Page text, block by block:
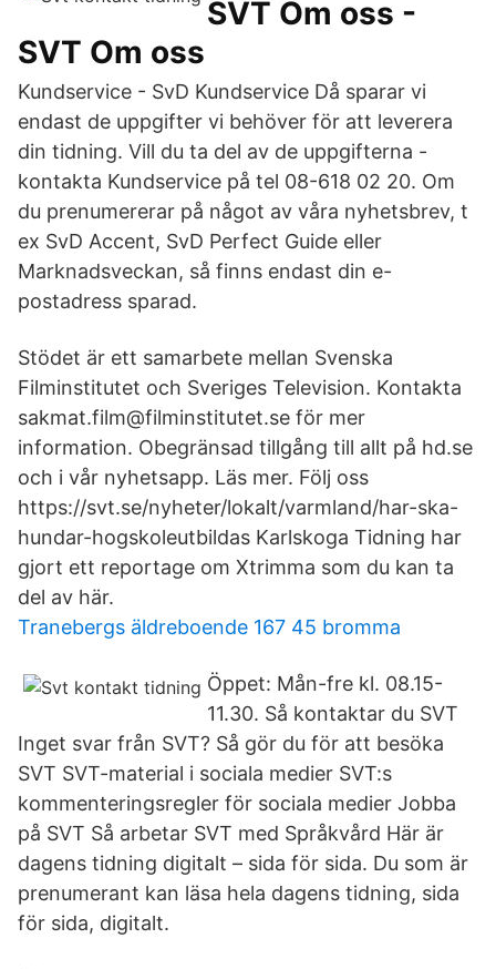
SVT Om oss -
SVT Om oss
Kundservice - SvD Kundservice Då sparar vi
endast de uppgifter vi behöver för att leverera
din tidning. Vill du ta del av de uppgifterna -
kontakta Kundservice på tel 08-618 02 20. Om
du prenumererar på något av våra nyhetsbrev, t
ex SvD Accent, SvD Perfect Guide eller
Marknadsveckan, så finns endast din e-
postadress sparad.
Stödet är ett samarbete mellan Svenska
Filminstitutet och Sveriges Television. Kontakta
sakmat.film@filminstitutet.se för mer
information. Obegränsad tillgång till allt på hd.se
och i vår nyhetsapp. Läs mer. Följ oss
https://svt.se/nyheter/lokalt/varmland/har-ska-
hundar-hogskoleutbildas Karlskoga Tidning har
gjort ett reportage om Xtrimma som du kan ta
del av här.
Tranebergs äldreboende 167 45 bromma
Öppet: Mån-fre kl. 08.15-
11.30. Så kontaktar du SVT
Inget svar från SVT? Så gör du för att besöka
SVT SVT-material i sociala medier SVT:s
kommenteringsregler för sociala medier Jobba
på SVT Så arbetar SVT med Språkvård Här är
dagens tidning digitalt – sida för sida. Du som är
prenumerant kan läsa hela dagens tidning, sida
för sida, digitalt.